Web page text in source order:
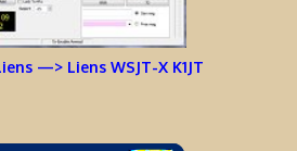
—> Liens WSJT-X K1JT